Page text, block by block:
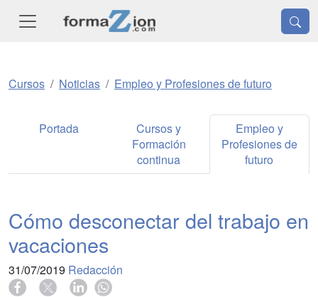
Cursos Noticias Empleo y Profesiones de futuro
Portada
Cursos y
Formación
continua
Empleo y
Profesiones de
futuro
Cómo desconectar del trabajo en
vacaciones
31/07/2019 Redacción